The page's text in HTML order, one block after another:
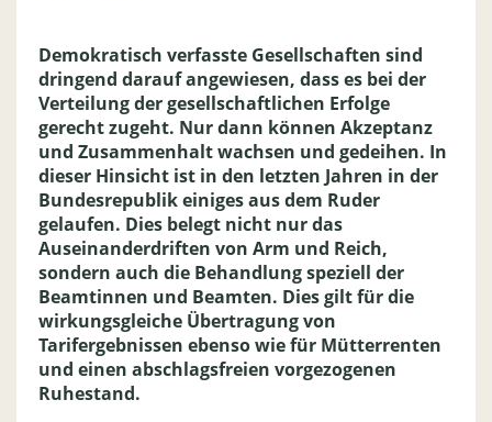
Demokratisch verfasste Gesellschaften sind
dringend darauf angewiesen, dass es bei der
Verteilung der gesellschaftlichen Erfolge
gerecht zugeht. Nur dann können Akzeptanz
und Zusammenhalt wachsen und gedeihen. In
dieser Hinsicht ist in den letzten Jahren in der
Bundesrepublik einiges aus dem Ruder
gelaufen. Dies belegt nicht nur das
Auseinanderdriften von Arm und Reich,
sondern auch die Behandlung speziell der
Beamtinnen und Beamten. Dies gilt für die
wirkungsgleiche Übertragung von
Tarifergebnissen ebenso wie für Mütterrenten
und einen abschlagsfreien vorgezogenen
Ruhestand.